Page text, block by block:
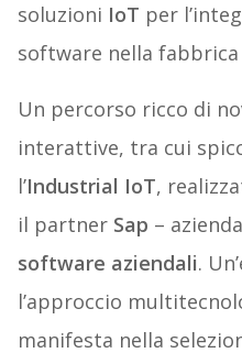
soluzioni IoT per
software nella
Un percorso ricco di
interattive, tra cui
l’Industrial IoT,
il partner Sap –
software aziendali.
l’approccio
manifesta nella